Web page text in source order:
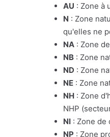
AU : Zone à
N : Zone
qu'elles ne
NA : Zone
NB : Zone
ND : Zone
NE : Zone
NH : Zone
NHP
NI : Zone de
NP : Zone